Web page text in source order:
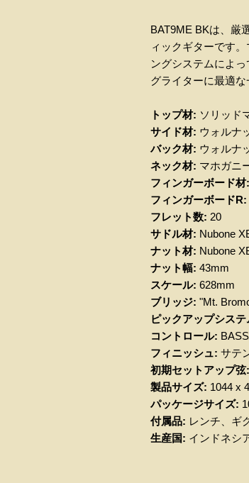
BAT9ME BKは、厳
ィックギターです
ングシステムによ
グライターに最適な
トップ材: ソリッド
サイド材: ウォルナ
バック材: ウォルナ
ネック材: マホガニ
フィンガーボード材:
フィンガーボードR:
フレット数: 20
サドル材: Nubone
ナット材: Nubone
ナット幅: 43mm
スケール: 628mm
ブリッジ: "Mt.
ピックアップシステ
コントロール:
フィニッシュ: サテ
初期セットアップ弦:
製品サイズ: 1044 x
パッケージサイズ:
付属品: レンチ、ギ
生産国: インドネシ